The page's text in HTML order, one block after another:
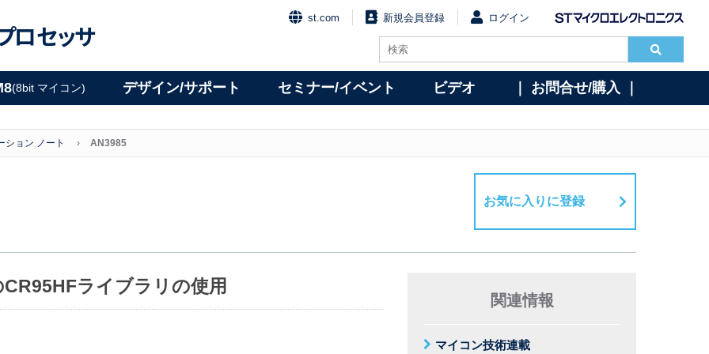
ロセッサ
st.com 新規会員登録 ログイン
(8bit マイコン) デザイン/サポート セミナー/イベント ビデオ ｜ お問合せ/購入 ｜
ション ノート AN3985
お気に入りに登録
ライブラリの使用
関連情報
マイコン技術連載